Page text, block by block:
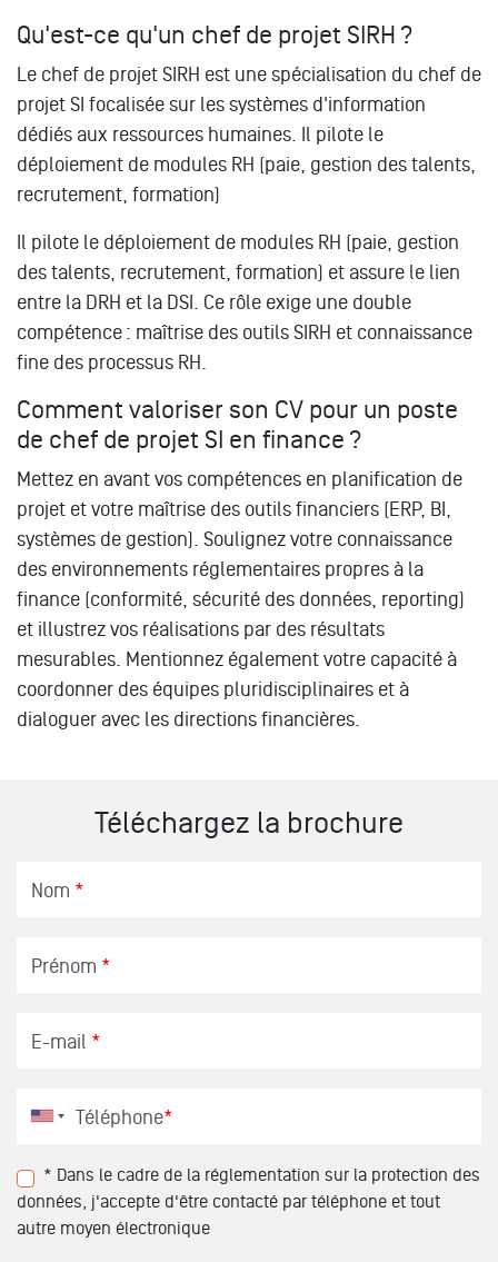
Qu'est-ce qu'un chef de projet SIRH ?
Le chef de projet SIRH est une spécialisation du chef de
projet SI focalisée sur les systèmes d'information
dédiés aux ressources humaines. Il pilote le
déploiement de modules RH (paie, gestion des talents,
recrutement, formation)
Il pilote le déploiement de modules RH (paie, gestion
des talents, recrutement, formation) et assure le lien
entre la DRH et la DSI. Ce rôle exige une double
compétence : maîtrise des outils SIRH et connaissance
fine des processus RH.
Comment valoriser son CV pour un poste
de chef de projet SI en finance ?
Mettez en avant vos compétences en planification de
projet et votre maîtrise des outils financiers (ERP, BI,
systèmes de gestion). Soulignez votre connaissance
des environnements réglementaires propres à la
finance (conformité, sécurité des données, reporting)
et illustrez vos réalisations par des résultats
mesurables. Mentionnez également votre capacité à
coordonner des équipes pluridisciplinaires et à
dialoguer avec les directions financières.
Téléchargez la brochure
Nom *
Prénom *
E-mail *
Téléphone*
* Dans le cadre de la réglementation sur la protection des
données, j'accepte d'être contacté par téléphone et tout
autre moyen électronique